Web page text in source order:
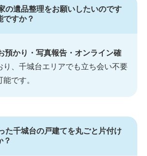
の遺品整理をお願いしたいのです
ですか？
預かり・写真報告・オンライン確
り、千城台エリアでも立ち会い不要
です。
た千城台の戸建てを丸ごと片付け
？